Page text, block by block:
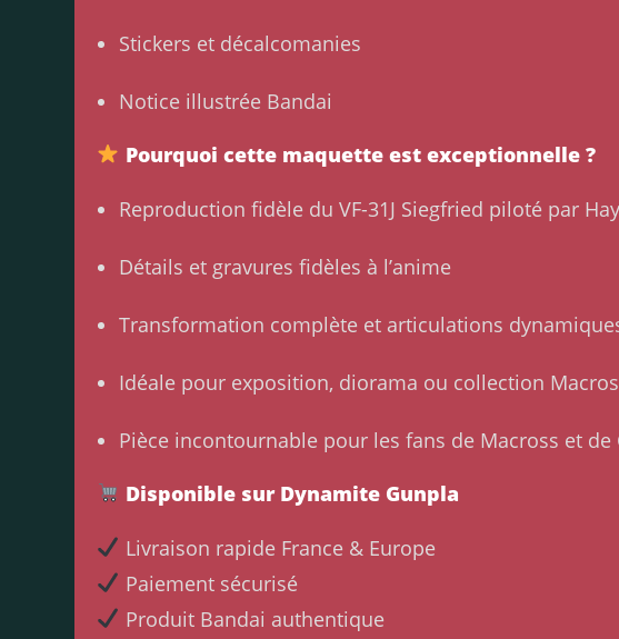
Stickers et décalcomanies
Notice illustrée Bandai
Pourquoi cette maquette est exceptionnelle ?
Reproduction fidèle du VF-31J Siegfried piloté par
Détails et gravures fidèles à l’anime
Transformation complète et articulations
Idéale pour exposition, diorama ou collection
Pièce incontournable pour les fans de Macross et de
Disponible sur Dynamite Gunpla
Livraison rapide France & Europe
Paiement sécurisé
Produit Bandai authentique